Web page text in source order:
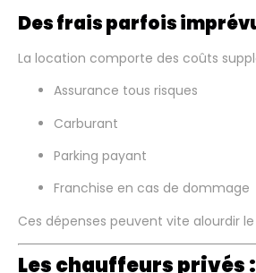
Des frais parfois
La location comporte des coûts
Assurance tous risques
Carburant
Parking payant
Franchise en cas de dommage
Ces dépenses peuvent vite alourdir
Les chauffeurs privés